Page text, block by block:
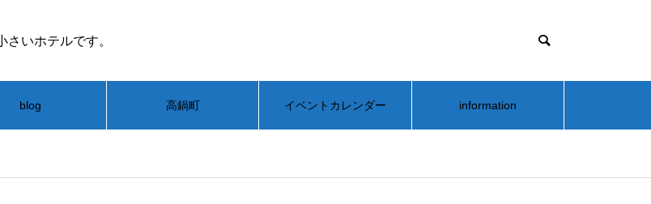
いホテルです。
blog 高鍋町 イベントカレンダー information